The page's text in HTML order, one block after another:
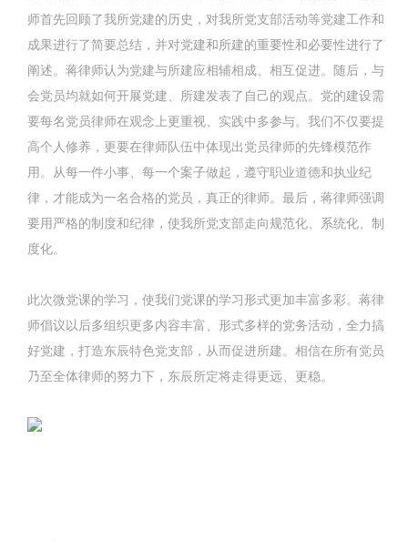
师首先回顾了我所党建的历史，对我所党支部活动等党建工作和
成果进行了简要总结，并对党建和所建的重要性和必要性进行了
阐述。蒋律师认为党建与所建应相辅相成、相互促进。随后，与
会党员均就如何开展党建、所建发表了自己的观点。党的建设需
要每名党员律师在观念上更重视、实践中多参与。我们不仅要提
高个人修养，更要在律师队伍中体现出党员律师的先锋模范作
用。从每一件小事、每一个案子做起，遵守职业道德和执业纪
律，才能成为一名合格的党员，真正的律师。最后，蒋律师强调
要用严格的制度和纪律，使我所党支部走向规范化、系统化、制
度化。
此次微党课的学习，使我们党课的学习形式更加丰富多彩。蒋律
师倡议以后多组织更多内容丰富、形式多样的党务活动，全力搞
好党建，打造东辰特色党支部，从而促进所建。相信在所有党员
乃至全体律师的努力下，东辰所定将走得更远、更稳。